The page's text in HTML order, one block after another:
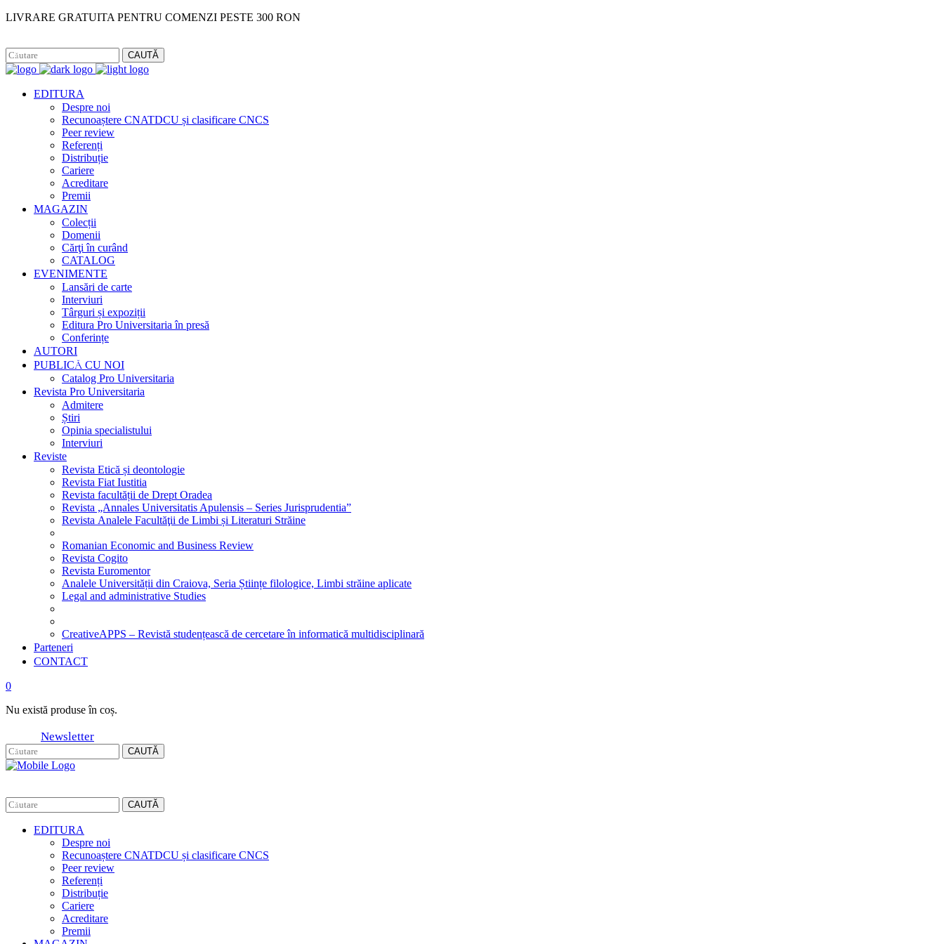
LIVRARE GRATUITA PENTRU COMENZI PESTE 300 RON
CAUTĂ
EDITURA
Despre noi
Recunoaștere CNATDCU și clasificare CNCS
Peer review
Referenți
Distribuție
Cariere
Acreditare
Premii
MAGAZIN
Colecții
Domenii
Cărţi în curând
CATALOG
EVENIMENTE
Lansări de carte
Interviuri
Târguri și expoziții
Editura Pro Universitaria în presă
Conferințe
AUTORI
PUBLICĂ CU NOI
Catalog Pro Universitaria
Revista Pro Universitaria
Admitere
Știri
Opinia specialistului
Interviuri
Reviste
Revista Etică și deontologie
Revista Fiat Iustitia
Revista facultății de Drept Oradea
Revista „Annales Universitatis Apulensis – Series Jurisprudentia”
Revista Analele Facultăţii de Limbi și Literaturi Străine
Romanian Economic and Business Review
Revista Cogito
Revista Euromentor
Analele Universității din Craiova, Seria Științe filologice, Limbi străine aplicate
Legal and administrative Studies
CreativeAPPS – Revistă studențească de cercetare în informatică multidisciplinară
Parteneri
CONTACT
0
Nu există produse în coș.
Newsletter
CAUTĂ
CAUTĂ
EDITURA
Despre noi
Recunoaștere CNATDCU și clasificare CNCS
Peer review
Referenți
Distribuție
Cariere
Acreditare
Premii